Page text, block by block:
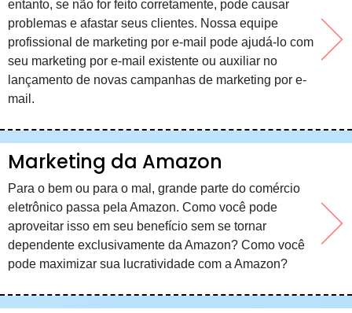
entanto, se não for feito corretamente, pode causar
problemas e afastar seus clientes. Nossa equipe
profissional de marketing por e-mail pode ajudá-lo com
seu marketing por e-mail existente ou auxiliar no
lançamento de novas campanhas de marketing por e-
mail.
Marketing da Amazon
Para o bem ou para o mal, grande parte do comércio
eletrônico passa pela Amazon. Como você pode
aproveitar isso em seu benefício sem se tornar
dependente exclusivamente da Amazon? Como você
pode maximizar sua lucratividade com a Amazon?